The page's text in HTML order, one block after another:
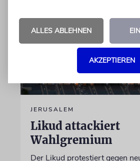
JERUSALEM
Likud attackiert
Wahlgremium
Der Likud protestiert gegen
ALLES ABLEHNEN
AKZEPTIEREN